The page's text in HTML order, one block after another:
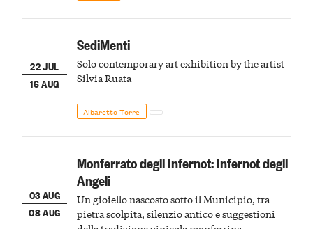
22 JUL
16 AUG
SediMenti
Solo contemporary art exhibition by the artist
Silvia Ruata
Albaretto Torre
03 AUG
08 AUG
Monferrato degli Infernot: Infernot degli
Angeli
Un gioiello nascosto sotto il Municipio, tra
pietra scolpita, silenzio antico e suggestioni